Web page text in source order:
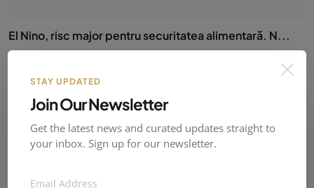
El Nino, risc major pentru securitatea alimentară. N...
QWER
STAY UPDATED
Join Our Newsletter
Get the latest news and curated updates straight to
your inbox. Sign up for our newsletter.